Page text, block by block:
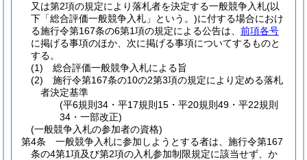
又は第2項の規定により落札者を決定する一般競争入札(以
下「総合評価一般競争入札」という。)に付する場合におけ
る施行令第167条の6第1項の規定による公告は、 前項各号
に掲げる事項のほか、次に掲げる事項についてするものと
する。
(1)
総合評価一般競争入札による旨
(2)
施行令第167条の10の2第3項の規定により定める落札
者決定基準
(平6規則34・平17規則15・平20規則49・平22規則
34・一部改正)
(一般競争入札の参加者の資格)
第4条
一般競争入札に参加しようとする者は、施行令第167
条の4第1項及び第2項の入札参加制限規定に該当せず、か